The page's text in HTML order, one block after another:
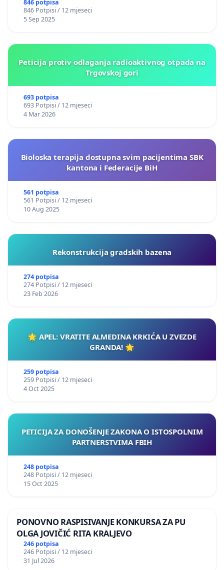
846 potpisa
846 Potpisi / 12 mjeseci
5 Sep 2025
Peticija protiv odlaganja radioaktivnog otpada na
Trgovskoj gori
693 potpisa
693 Potpisi / 12 mjeseci
4 Mar 2026
Bioloska terapija dostupna svim pacijentima SBK
kantona i Federacije BiH
561 potpisa
561 Potpisi / 12 mjeseci
10 Aug 2025
Rekonstrukcija gradskih bazena
274 potpisa
274 Potpisi / 12 mjeseci
23 Feb 2026
🌟 APEL: VRATITE ALMEDINA KRKIĆA U ZVEZDE
GRANDA! 🌟
259 potpisa
259 Potpisi / 12 mjeseci
4 Oct 2025
PETICIJA ZA DONOŠENJE ZAKONA O ISTOSPOLNIM
PARTNERSTVIMA FBIH
248 potpisa
248 Potpisi / 12 mjeseci
15 Oct 2025
PONOVNO RASPISIVANJE KONKURSA ZA PU
OLGA JOVIČIĆ RITA KRALJEVO
246 potpisa
246 Potpisi / 12 mjeseci
31 Jul 2026